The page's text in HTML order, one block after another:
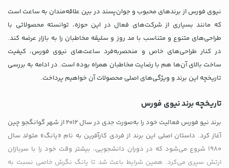
نیوی فورس از برندهای محبوب و جوان‌پسند در بین علاقه‌مندان به ساعت است
که مانند بسیاری از شرکت‌های فعال در این حوزه، توانسته محصولاتی با
طراحی‌های متنوع و متناسب با مد روز و سلیقه مخاطبان را به بازار عرضه کند.
در کنار طراحی‌های خاص و منحصربه‌فرد ساعت‌های نیوی فورس، کیفیت
ساخت بالای آن‌ها هم با رضایت مخاطبان همراه بوده است. در ادامه به بررسی
تاریخچه این برند و ویژگی‌های اصلی محصولات آن خواهیم پرداخت.
تاریخچه برند نیوی فورس
برند نیو فورس فعالیت خود را به‌صورت جدی در سال 2012 از شهر گوانگجو چین
آغاز کرد. داستان اصلی این برند از فردی کارآفرین به نام «یانگ» متولد سال
1980 شروع می‌شود که در دوران دانشجویی، بیشتر وقت خود را با سربازان
ارتش سپری می‌کرد. همین شرایط باعث شد تا یانگ نگرش خاصی نسبت به